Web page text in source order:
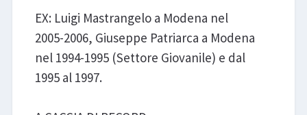
EX: Luigi Mastrangelo a Modena nel
2005-2006, Giuseppe Patriarca a Modena
nel 1994-1995 (Settore Giovanile) e dal
1995 al 1997.